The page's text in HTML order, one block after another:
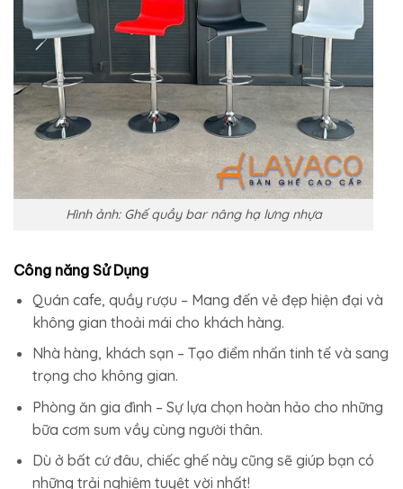
Hình ảnh: Ghế quầy bar nâng hạ lưng nhựa
Công năng Sử Dụng
Quán cafe, quầy rượu – Mang đến vẻ đẹp hiện đại và
không gian thoải mái cho khách hàng.
Nhà hàng, khách sạn – Tạo điểm nhấn tinh tế và sang
trọng cho không gian.
Phòng ăn gia đình – Sự lựa chọn hoàn hảo cho những
bữa cơm sum vầy cùng người thân.
Dù ở bất cứ đâu, chiếc ghế này cũng sẽ giúp bạn có
những trải nghiệm tuyệt vời nhất!